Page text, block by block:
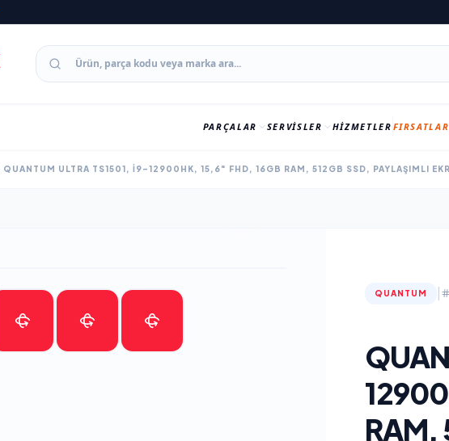
PARÇALAR SERVISLER HIZMETLER FIRSATLAR
QUANTUM ULTRA TS1501, I9-12900HK, 15,6" FHD, 16GB RAM, 512GB SSD, PAYLAŞIMLI
QUANTUM
RAM,